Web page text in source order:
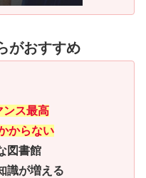
がおすすめ
ンス最高
からない
図書館
識が増える